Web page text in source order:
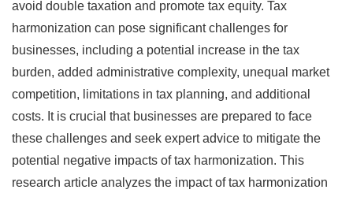
avoid double taxation and promote tax equity. Tax
harmonization can pose significant challenges for
businesses, including a potential increase in the tax
burden, added administrative complexity, unequal market
competition, limitations in tax planning, and additional
costs. It is crucial that businesses are prepared to face
these challenges and seek expert advice to mitigate the
potential negative impacts of tax harmonization. This
research article analyzes the impact of tax harmonization